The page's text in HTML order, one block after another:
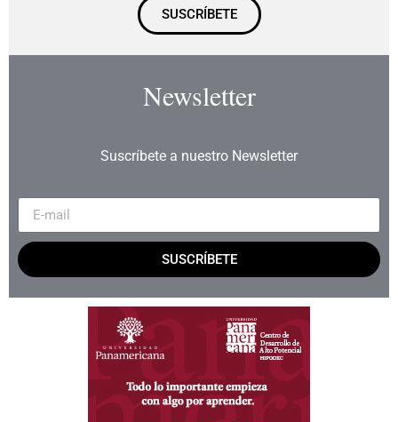
SUSCRÍBETE
Newsletter
Suscríbete a nuestro Newsletter
SUSCRÍBETE